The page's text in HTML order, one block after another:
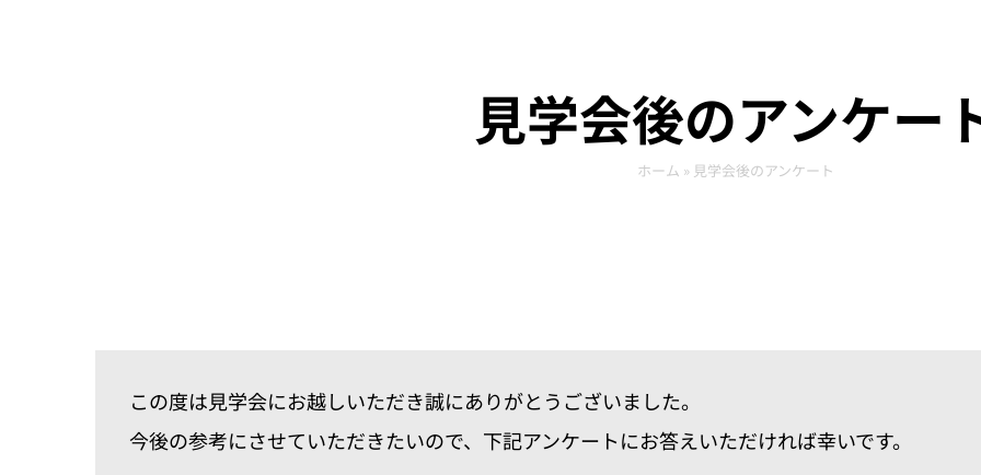
見学会後のアンケー
ホーム » 見学会後のアンケート
この度は見学会にお越しいただき誠にありがとうございました。
今後の参考にさせていただきたいので、下記アンケートにお答えいただければ幸いです。